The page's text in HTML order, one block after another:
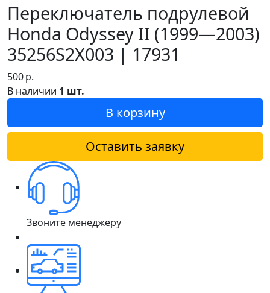
Переключатель подрулевой
Honda Odyssey II (1999—2003)
35256S2X003 | 17931
500р.
В наличии 1 шт.
В корзину
Оставить заявку
Звоните менеджеру